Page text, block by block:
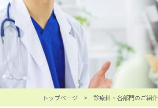
トップページ > 診療科・各部門のご紹介